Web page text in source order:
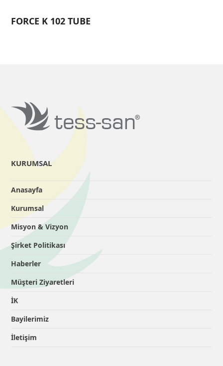
FORCE K 102 TUBE
KURUMSAL
Anasayfa
Kurumsal
Misyon & Vizyon
Şirket Politikası
Haberler
Müşteri Ziyaretleri
İK
Bayilerimiz
İletişim